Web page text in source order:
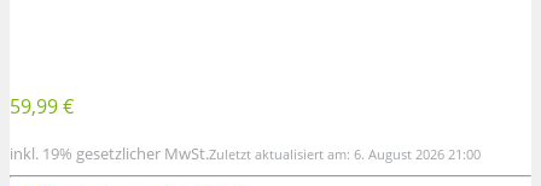
59,99 €
inkl. 19% gesetzlicher MwSt.Zuletzt aktualisiert am: 6. August 2026 21:00